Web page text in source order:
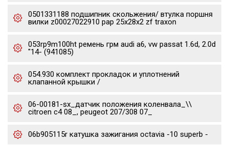
0501331188 подшипник скольжения/ втулка поршня
вилки z00027022910 pap 25x28x2 zf traxon
053rp9m100ht ремень грм audi a6, vw passat 1.6d, 2.0d
"14- (941085)
054.930 комплект прокладок и уплотнений
клапанной крышки /
06-00181-sx_датчик положения коленвала_\\
citroen c4 08_, peugeot 207/308 07_
06b905115r катушка зажигания octavia -10 superb -